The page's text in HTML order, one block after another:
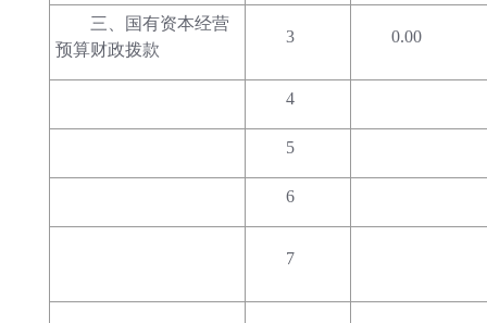
三、国有资本经营
预算财政拨款
3 0.00
4
5
6
7